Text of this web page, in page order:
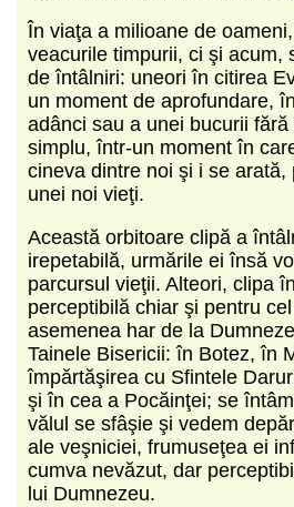
În viaţa a milioane de
veacurile timpurii, ci şi acum,
de întâlniri: uneori în citirea
un moment de aprofundare,
adânci sau a unei bucurii
simplu, într-un moment în
cineva dintre noi şi i se arată,
unei noi vieţi.
Această orbitoare clipă a
irepetabilă, urmările ei însă
parcursul vieţii. Alteori, clipa
perceptibilă chiar şi pentru
asemenea har de la
Tainele Bisericii: în Botez, în
împărtăşirea cu Sfintele
şi în cea a Pocăinţei; se
vălul se sfâşie şi vedem
ale veşniciei, frumuseţea ei
cumva nevăzut, dar
lui Dumnezeu.